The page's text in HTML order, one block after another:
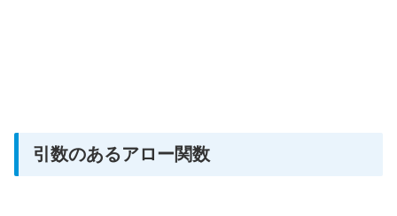
引数のあるアロー関数